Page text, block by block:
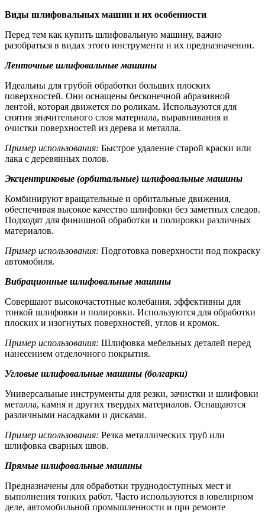
Виды шлифовальных машин и их особенности
Перед тем как купить шлифовальную машину, важно
разобраться в видах этого инструмента и их предназначении.
Ленточные шлифовальные машины
Идеальны для грубой обработки больших плоских
поверхностей. Они оснащены бесконечной абразивной
лентой, которая движется по роликам. Используются для
снятия значительного слоя материала, выравнивания и
очистки поверхностей из дерева и металла.
Пример использования: Быстрое удаление старой краски или
лака с деревянных полов.
Эксцентриковые (орбитальные) шлифовальные машины
Комбинируют вращательные и орбитальные движения,
обеспечивая высокое качество шлифовки без заметных следов.
Подходят для финишной обработки и полировки различных
материалов.
Пример использования: Подготовка поверхности под покраску
автомобиля.
Вибрационные шлифовальные машины
Совершают высокочастотные колебания, эффективны для
тонкой шлифовки и полировки. Используются для обработки
плоских и изогнутых поверхностей, углов и кромок.
Пример использования: Шлифовка мебельных деталей перед
нанесением отделочного покрытия.
Угловые шлифовальные машины (болгарки)
Универсальные инструменты для резки, зачистки и шлифовки
металла, камня и других твердых материалов. Оснащаются
различными насадками и дисками.
Пример использования: Резка металлических труб или
шлифовка сварных швов.
Прямые шлифовальные машины
Предназначены для обработки труднодоступных мест и
выполнения тонких работ. Часто используются в ювелирном
деле, автомобильной промышленности и при ремонте